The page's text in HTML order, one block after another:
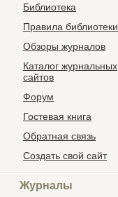
Библиотека
Правила библиотеки
Обзоры журналов
Каталог журнальных
сайтов
Форум
Гостевая книга
Обратная связь
Создать свой сайт
Журналы